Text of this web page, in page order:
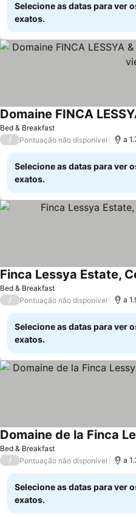
Selecione as datas para ver
exatos.
Bed & Breakfast
/ Pontuação não disponível a
Selecione as datas para ver
exatos.
Bed & Breakfast
Finca Lessya Estate,
/ Pontuação não disponível a
Selecione as datas para ver
exatos.
Bed & Breakfast
/ Pontuação não disponível a
Selecione as datas para ver
exatos.